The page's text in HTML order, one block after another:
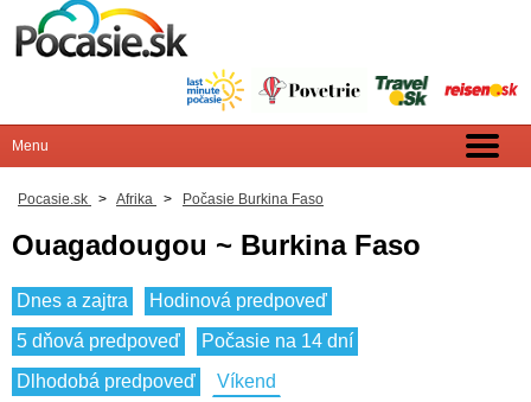
Pocasie.sk > Afrika > Počasie Burkina Faso
Ouagadougou ~ Burkina Faso
Dnes a zajtra
Hodinová predpoveď
5 dňová predpoveď
Počasie na 14 dní
Dlhodobá predpoveď
Víkend